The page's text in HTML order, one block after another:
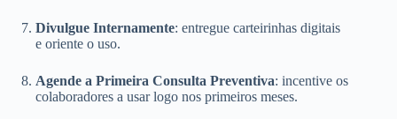
Divulgue Internamente: entregue carteirinhas digitais
e oriente o uso.
Agende a Primeira Consulta Preventiva: incentive os
colaboradores a usar logo nos primeiros meses.